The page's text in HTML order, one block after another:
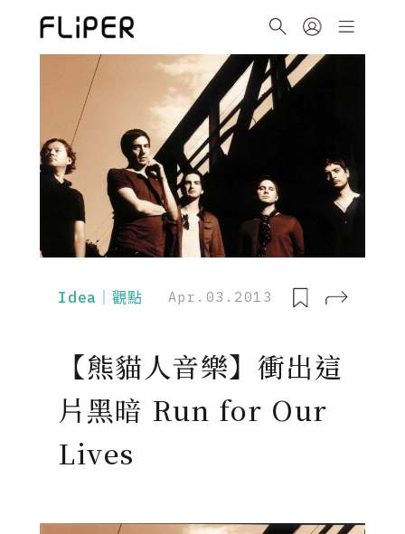
Idea｜觀點 Apr.03.2013
【熊貓人音樂】衝出這
片黑暗 Run for Our
Lives